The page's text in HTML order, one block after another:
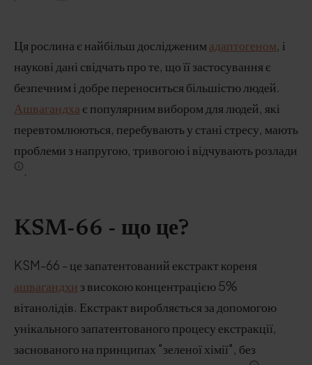
Ця рослина є найбільш дослідженимадаптогеном, і
наукові дані свідчать про те, що її застосування є
безпечним і добре переноситься більшістю людей.
Ашвагандха є популярним вибором для людей, які
перевтомлюються, перебувають у стані стресу, мають
проблеми з напругою, тривогою і відчувають розлади
.
KSM-66 - що це?
KSM-66 - це запатентований екстракт кореня
ашвагандхи з високою концентрацією 5%
вітанолідів. Екстракт виробляється за допомогою
унікального запатентованого процесу екстракції,
заснованого на принципах "зеленої хімії", без